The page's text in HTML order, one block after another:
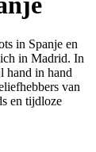
in Spanje en
in Madrid. In
hand in hand
van
en tijdloze